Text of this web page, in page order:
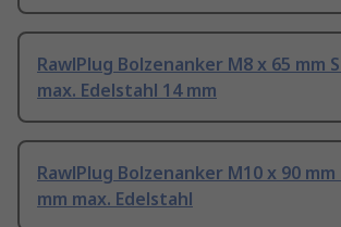
RawlPlug Bolzenanker M8 x 65 mm
max. Edelstahl 14 mm
RawlPlug Bolzenanker M10 x 90
mm max. Edelstahl